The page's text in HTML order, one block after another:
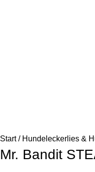
Start Hundeleckerlies &
Mr. Bandit